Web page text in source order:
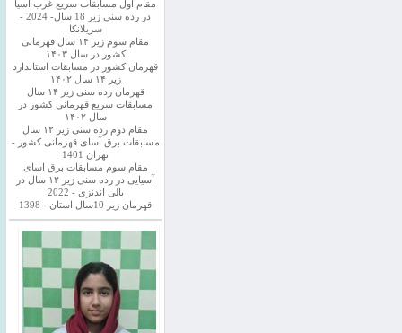
مقام اول مسابقات سریع غرب آسیا
در رده سنی زیر 18 سال- 2024 -
سریلانکا
مقام سوم زیر ۱۴ سال قهرمانی
کشور در سال ۱۴۰۳
قهرمان کشور در مسابقات استاندارد
زیر ۱۴ سال ۱۴۰۲
قهرمان رده سنی زیر ۱۴ سال
مسابقات سریع قهرمانی کشور در
سال ۱۴۰۲
مقام دوم رده سنی زیر ۱۲ سال
مسابقات برق آسای قهرمانی کشور -
تهران 1401
مقام سوم مسابقات برق اسای
آسیایی در رده سنی زیر ۱۲ سال در
بالی اندنزی - 2022
قهرمان زیر 10سال استان - 1398